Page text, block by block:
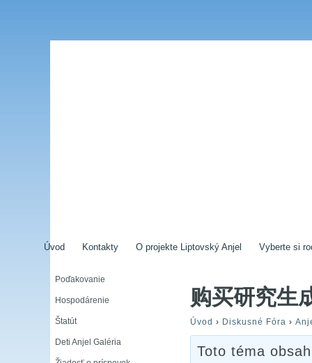
Úvod Kontakty O projekte Liptovský Anjel Vyberte si
Poďakovanie
Hospodárenie
Štatút
Deti Anjel Galéria
购买研究生
Úvod › Diskusné Fóra ›
Toto téma